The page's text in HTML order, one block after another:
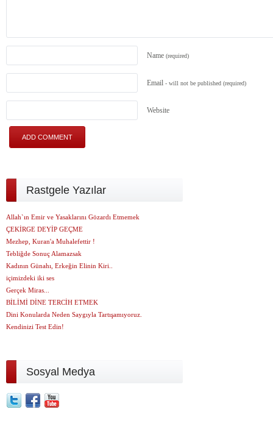
Name (required)
Email - will not be published (required)
Website
Rastgele Yazılar
Allah`ın Emir ve Yasaklarını Gözardı Etmemek
ÇEKİRGE DEYİP GEÇME
Mezhep, Kuran'a Muhalefettir !
Tebliğde Sonuç Alamazsak
Kadının Günahı, Erkeğin Elinin Kiri..
içimizdeki iki ses
Gerçek Miras...
BİLİMİ DİNE TERCİH ETMEK
Dini Konularda Neden Saygıyla Tartışamıyoruz.
Kendinizi Test Edin!
Sosyal Medya